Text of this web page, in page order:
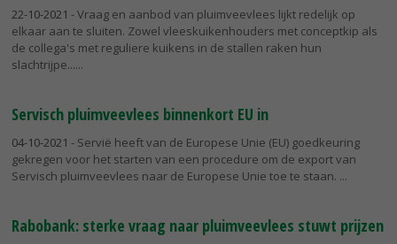
22-10-2021 - Vraag en aanbod van pluimveevlees lijkt redelijk op
elkaar aan te sluiten. Zowel vleeskuikenhouders met conceptkip als
de collega's met reguliere kuikens in de stallen raken hun
slachtrijpe...
Servisch pluimveevlees binnenkort EU in
04-10-2021 - Servië heeft van de Europese Unie (EU) goedkeuring
gekregen voor het starten van een procedure om de export van
Servisch pluimveevlees naar de Europese Unie toe te staan.
Rabobank: sterke vraag naar pluimveevlees stuwt prijzen